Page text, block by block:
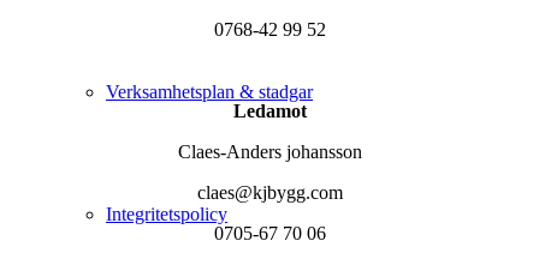
Verksamhetsplan & stadgar
Integritetspolicy
0768-42 99 52
Ledamot
Claes-Anders johansson
claes@kjbygg.com
0705-67 70 06